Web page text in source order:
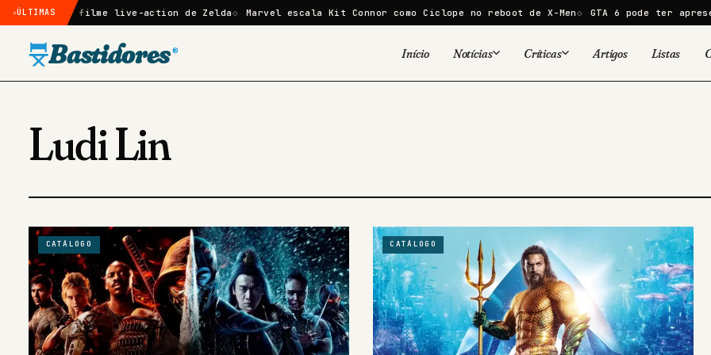
ÚLTIMASno filme live-action de Zelda Marvel escala Kit Connor como Ciclope no reboot de X-Men GTA 6 pode ter
Bastidores ® Início Notícias
Quadrinhos
Famosos
Livros
Tecnologia
Críticas
Livros
Artigos Listas
Ludi Lin
CATÁLOGO CATÁLOGO